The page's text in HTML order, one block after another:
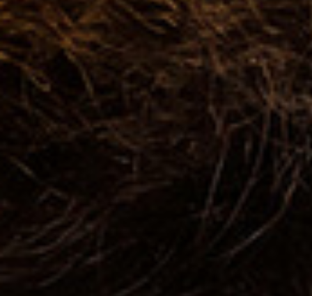
Curly Summer
Accessoires
Curl Balance
Baby Curly
GIFT_CARD
Benefit
Type de cheveux
KIT de produits
En promotion